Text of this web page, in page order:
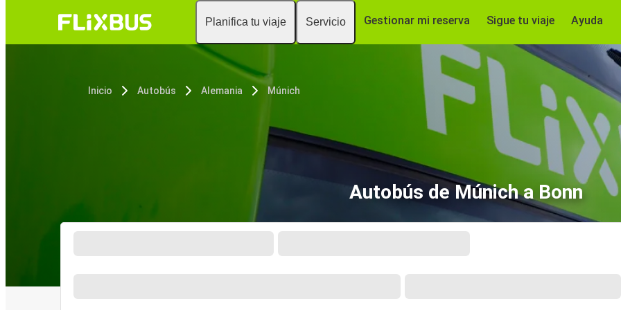
Planifica tu viaje Servicio Gestionar mi reserva Sigue tu viaje Ayuda
Inicio Autobús Alemania Múnich
Autobús de Múnich a Bonn